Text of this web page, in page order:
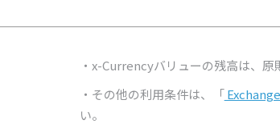
・x-Currencyバリューの残高は、原
・その他の利用条件は、「
い。